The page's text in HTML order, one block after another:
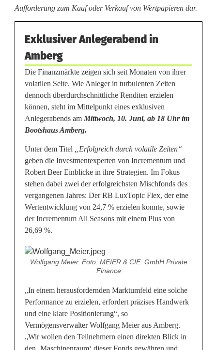
Aufforderung zum Kauf oder Verkauf von Wertpapieren dar.
Exklusiver Anlegerabend in
Amberg
Die Finanzmärkte zeigen sich seit Monaten von ihrer
volatilen Seite. Wie Anleger in turbulenten Zeiten
dennoch überdurchschnittliche Renditen erzielen
können, steht im Mittelpunkt eines exklusiven
Anlegerabends am Mittwoch, 10. Juni, ab 18 Uhr im
Bootshaus Amberg.
Unter dem Titel
„Erfolgreich durch volatile Zeiten“
geben die Investmentexperten von Incrementum und
Robert Beer Einblicke in ihre Strategien. Im Fokus
stehen dabei zwei der erfolgreichsten Mischfonds des
vergangenen Jahres: Der RB LuxTopic Flex, der eine
Wertentwicklung von 24,7 % erzielen konnte, sowie
der Incrementum All Seasons mit einem Plus von
26,69 %.
Wolfgang Meier. Foto: MEIER & CIE. GmbH Private
Finance
„In einem herausfordernden Marktumfeld eine solche
Performance zu erzielen, erfordert präzises Handwerk
und eine klare Positionierung“, so
Vermögensverwalter Wolfgang Meier aus Amberg.
„Wir wollen den Teilnehmern einen direkten Blick in
den ‚Maschinenraum‘ dieser Fonds gewähren und